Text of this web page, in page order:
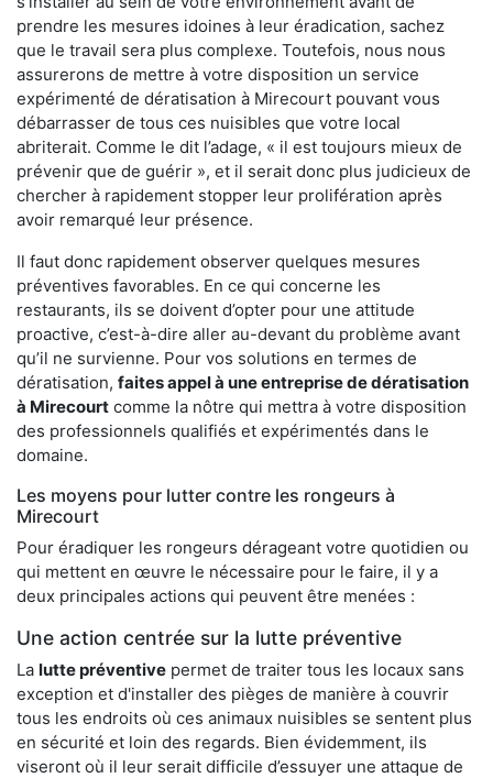
prendre les mesures idoines à leur éradication, sachez
que le travail sera plus complexe. Toutefois, nous nous
assurerons de mettre à votre disposition un service
expérimenté de dératisation à Mirecourt pouvant vous
débarrasser de tous ces nuisibles que votre local
abriterait. Comme le dit l’adage, « il est toujours mieux de
prévenir que de guérir », et il serait donc plus judicieux de
chercher à rapidement stopper leur prolifération après
avoir remarqué leur présence.
Il faut donc rapidement observer quelques mesures
préventives favorables. En ce qui concerne les
restaurants, ils se doivent d’opter pour une attitude
proactive, c’est-à-dire aller au-devant du problème avant
qu’il ne survienne. Pour vos solutions en termes de
dératisation, faites appel à une entreprise de dératisation
à Mirecourt comme la nôtre qui mettra à votre disposition
des professionnels qualifiés et expérimentés dans le
domaine.
Les moyens pour lutter contre les rongeurs à
Mirecourt
Pour éradiquer les rongeurs dérageant votre quotidien ou
qui mettent en œuvre le nécessaire pour le faire, il y a
deux principales actions qui peuvent être menées :
Une action centrée sur la lutte préventive
La lutte préventive permet de traiter tous les locaux sans
exception et d'installer des pièges de manière à couvrir
tous les endroits où ces animaux nuisibles se sentent plus
en sécurité et loin des regards. Bien évidemment, ils
viseront où il leur serait difficile d’essuyer une attaque de